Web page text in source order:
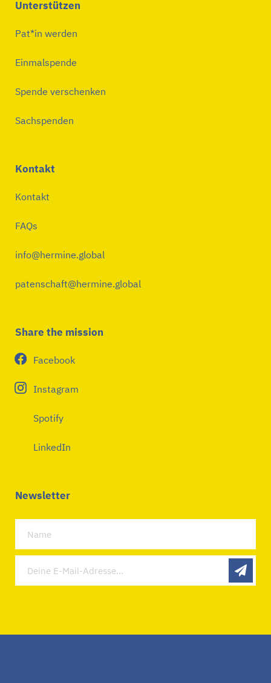
Unterstützen
Pat*in werden
Einmalspende
Spende verschenken
Sachspenden
Kontakt
Kontakt
FAQs
info@hermine.global
patenschaft@hermine.global
Share the mission
Facebook
Instagram
Spotify
LinkedIn
Newsletter